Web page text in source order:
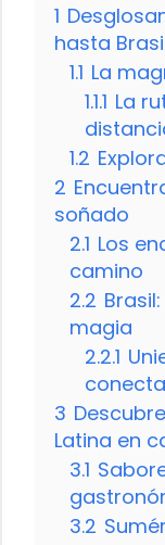
1
hasta
1.1 La
1.1.1 La
1.2
2
soñado
2.1 Los
camino
2.2
magia
2.2.1
3
Latina en
3.1
3.2